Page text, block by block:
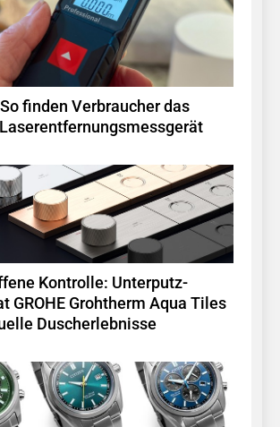
finden Verbraucher das
Kontrolle: Unterputz-
GROHE Grohtherm Aqua Tiles
Duscherlebnisse